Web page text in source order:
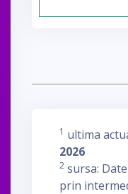
1 ultima
2026
2 sursa:
prin